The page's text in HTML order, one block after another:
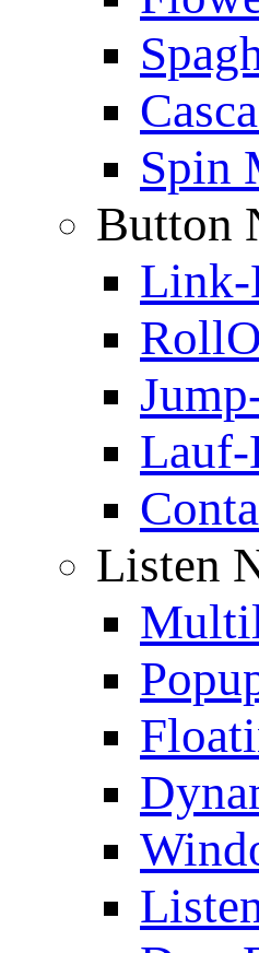
Spin
Button
Link-
Listen